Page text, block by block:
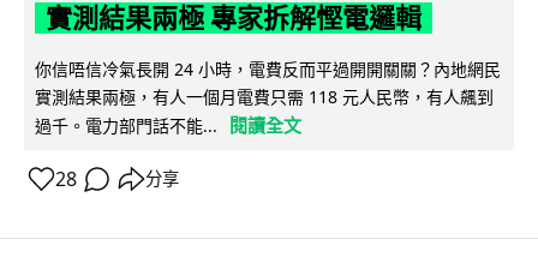
實測結果兩極 專家拆解慳電邏輯
你信唔信冷氣長開 24 小時，電費反而平過開開關關？內地網民
實測結果兩極，有人一個月電費只需 118 元人民幣，有人飆到
過千。電力部門話不能...
閱讀全文
28 分享